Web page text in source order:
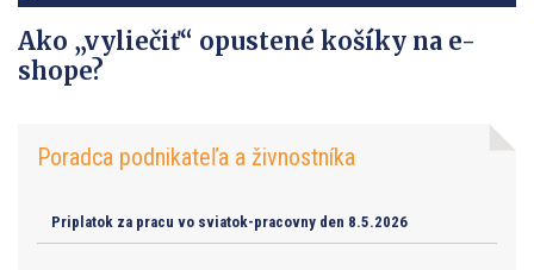
Ako „vyliečiť“ opustené košíky na e-
shope?
Poradca podnikateľa a živnostníka
Priplatok za pracu vo sviatok-pracovny den 8.5.2026